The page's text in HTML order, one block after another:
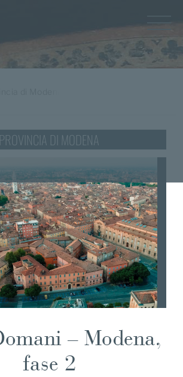
di Modena
PROVINCIA DI MODENA
– Modena,
fase 2